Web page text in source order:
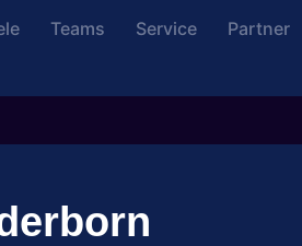
Teams Service Partner